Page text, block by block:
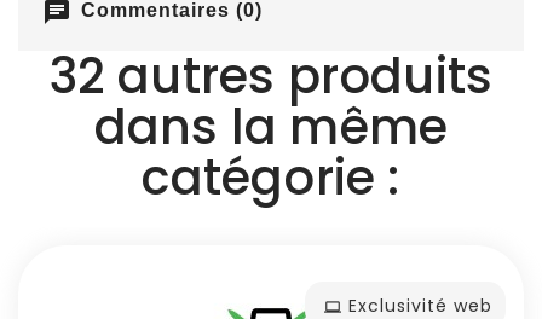
chat Commentaires (0)
32 autres produits
dans la même
catégorie :
Exclusivité web